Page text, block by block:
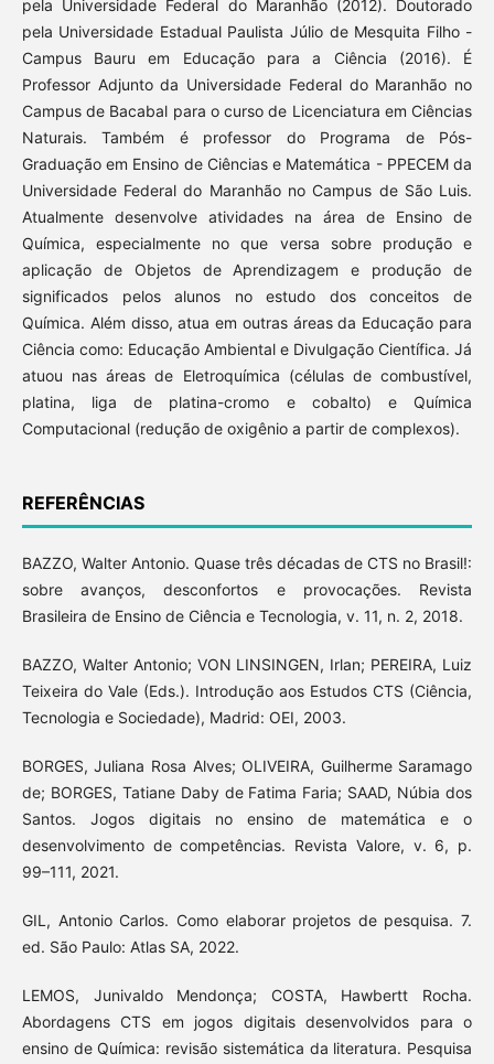
pela Universidade Federal do Maranhão (2012). Doutorado
pela Universidade Estadual Paulista Júlio de Mesquita Filho -
Campus Bauru em Educação para a Ciência (2016). É
Professor Adjunto da Universidade Federal do Maranhão no
Campus de Bacabal para o curso de Licenciatura em Ciências
Naturais. Também é professor do Programa de Pós-
Graduação em Ensino de Ciências e Matemática - PPECEM da
Universidade Federal do Maranhão no Campus de São Luis.
Atualmente desenvolve atividades na área de Ensino de
Química, especialmente no que versa sobre produção e
aplicação de Objetos de Aprendizagem e produção de
significados pelos alunos no estudo dos conceitos de
Química. Além disso, atua em outras áreas da Educação para
Ciência como: Educação Ambiental e Divulgação Científica. Já
atuou nas áreas de Eletroquímica (células de combustível,
platina, liga de platina-cromo e cobalto) e Química
Computacional (redução de oxigênio a partir de complexos).
REFERÊNCIAS
BAZZO, Walter Antonio. Quase três décadas de CTS no Brasil!:
sobre avanços, desconfortos e provocações. Revista
Brasileira de Ensino de Ciência e Tecnologia, v. 11, n. 2, 2018.
BAZZO, Walter Antonio; VON LINSINGEN, Irlan; PEREIRA, Luiz
Teixeira do Vale (Eds.). Introdução aos Estudos CTS (Ciência,
Tecnologia e Sociedade), Madrid: OEI, 2003.
BORGES, Juliana Rosa Alves; OLIVEIRA, Guilherme Saramago
de; BORGES, Tatiane Daby de Fatima Faria; SAAD, Núbia dos
Santos. Jogos digitais no ensino de matemática e o
desenvolvimento de competências. Revista Valore, v. 6, p.
99–111, 2021.
GIL, Antonio Carlos. Como elaborar projetos de pesquisa. 7.
ed. São Paulo: Atlas SA, 2022.
LEMOS, Junivaldo Mendonça; COSTA, Hawbertt Rocha.
Abordagens CTS em jogos digitais desenvolvidos para o
ensino de Química: revisão sistemática da literatura. Pesquisa